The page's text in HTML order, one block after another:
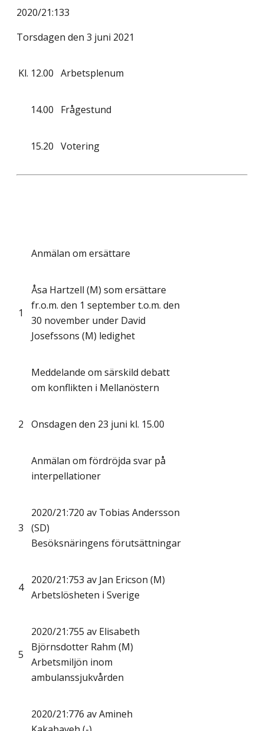
2020/21:133
Torsdagen den 3 juni 2021
Kl. 12.00 Arbetsplenum
14.00 Frågestund
15.20 Votering
Anmälan om ersättare
1
Åsa Hartzell (M) som ersättare
fr.o.m. den 1 september t.o.m. den
30 november under David
Josefssons (M) ledighet
Meddelande om särskild debatt
om konflikten i Mellanöstern
2 Onsdagen den 23 juni kl. 15.00
Anmälan om fördröjda svar på
interpellationer
3
2020/21:720 av Tobias Andersson
(SD)
Besöksnäringens förutsättningar
4
2020/21:753 av Jan Ericson (M)
Arbetslösheten i Sverige
5
2020/21:755 av Elisabeth
Björnsdotter Rahm (M)
Arbetsmiljön inom
ambulanssjukvården
2020/21:776 av Amineh